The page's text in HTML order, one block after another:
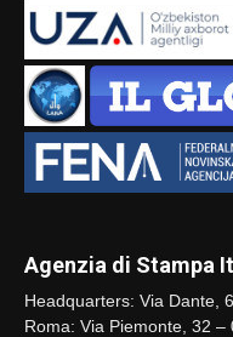
Agenzia di Stampa
Headquarters: Via Dante,
Roma: Via Piemonte, 32